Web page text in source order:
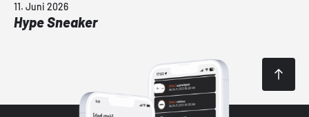
11. Juni 2026
Hype Sneaker